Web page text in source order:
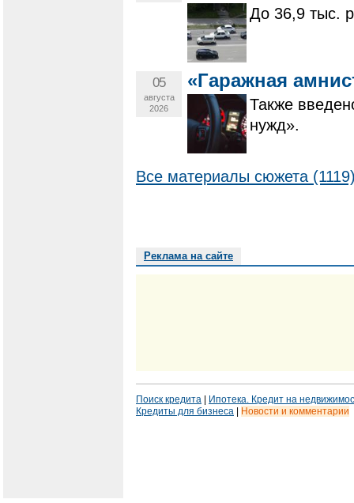
До 36,9 тыс.
05
августа
2026
«Гаражная
Также
нужд».
Все материалы сюжета
Реклама на сайте
Поиск кредита
Ипотека. Кредит на
Кредиты для бизнеса
Новости и комментарии